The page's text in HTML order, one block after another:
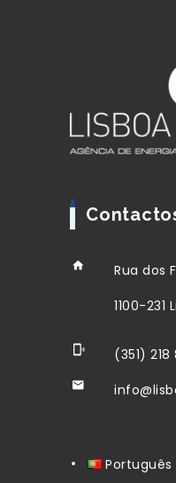
Rua dos
1100-231
(351) 218
Português